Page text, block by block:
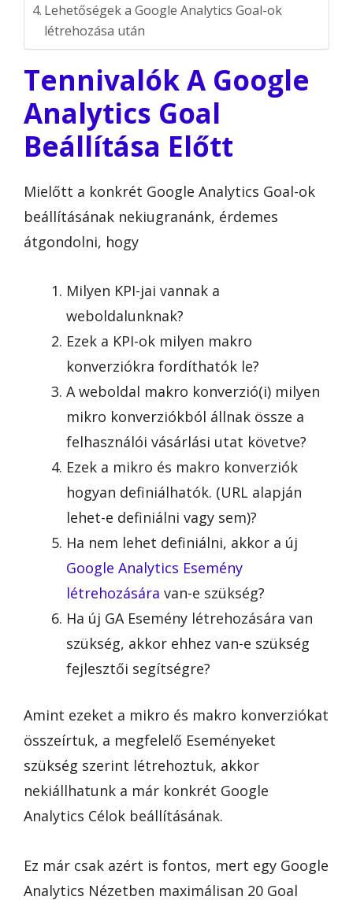
Lehetőségek a Google Analytics Goal-ok
létrehozása után
Tennivalók A Google
Analytics Goal
Beállítása Előtt
Mielőtt a konkrét Google Analytics Goal-ok
beállításának nekiugranánk, érdemes
átgondolni, hogy
Milyen KPI-jai vannak a
weboldalunknak?
Ezek a KPI-ok milyen makro
konverziókra fordíthatók le?
A weboldal makro konverzió(i) milyen
mikro konverziókból állnak össze a
felhasználói vásárlási utat követve?
Ezek a mikro és makro konverziók
hogyan definiálhatók. (URL alapján
lehet-e definiálni vagy sem)?
Ha nem lehet definiálni, akkor a új
Google Analytics Esemény
létrehozására van-e szükség?
Ha új GA Esemény létrehozására van
szükség, akkor ehhez van-e szükség
fejlesztői segítségre?
Amint ezeket a mikro és makro konverziókat
összeírtuk, a megfelelő Eseményeket
szükség szerint létrehoztuk, akkor
nekiállhatunk a már konkrét Google
Analytics Célok beállításának.
Ez már csak azért is fontos, mert egy Google
Analytics Nézetben maximálisan 20 Goal